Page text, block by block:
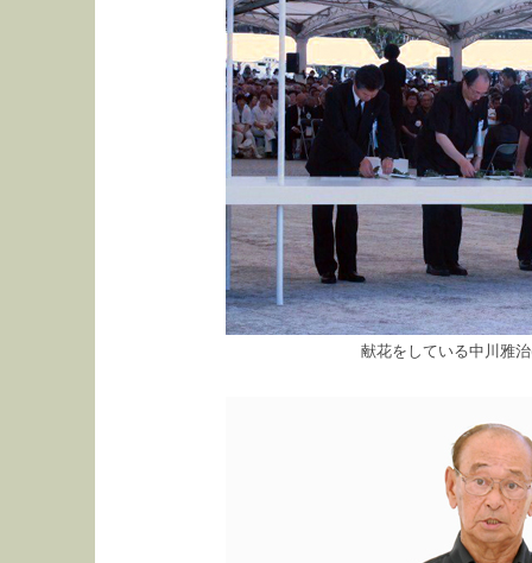
献花をしている中川雅